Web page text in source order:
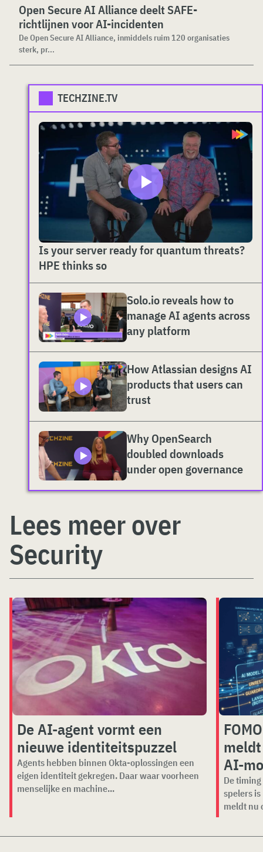
Open Secure AI Alliance deelt SAFE-
richtlijnen voor AI-incidenten
De Open Secure AI Alliance, inmiddels ruim 120 organisaties
sterk, pr...
TECHZINE.TV
Is your server ready for quantum threats?
HPE thinks so
Solo.io reveals how to
manage AI agents across
any platform
How Atlassian designs AI
products that users can
trust
Why OpenSearch
doubled downloads
under open governance
Lees meer over
Security
De AI-agent vormt een
nieuwe identiteitspuzzel
Agents hebben binnen Okta-oplossingen een
eigen identiteit gekregen. Daar waar voorheen
menselijke en machine...
AI-
De
spelers
meldt nu